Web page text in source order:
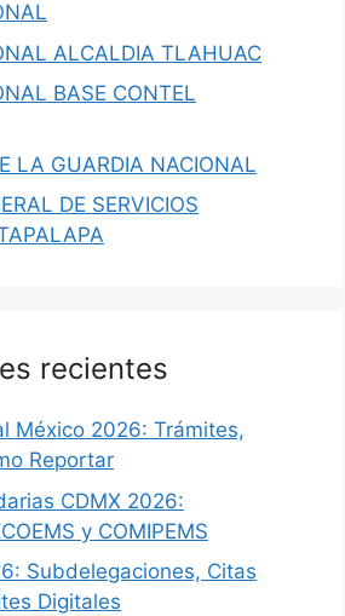
ALCALDIA TLAHUAC
BASE CONTEL
LA GUARDIA NACIONAL
DE SERVICIOS
recientes
México 2026: Trámites,
Reportar
CDMX 2026:
y COMIPEMS
Subdelegaciones, Citas
Digitales